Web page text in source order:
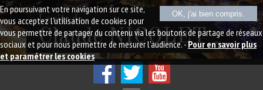
Claude NICOLET
Le site de
OK, j'ai bien compris.
En poursuivant votre navigation sur ce site,
vous acceptez l'utilisation de cookies pour
vous permettre de partager du contenu via les boutons de partage de réseaux
sociaux et pour nous permettre de mesurer l'audience. -Pour en savoir plus
et paramétrer les cookies